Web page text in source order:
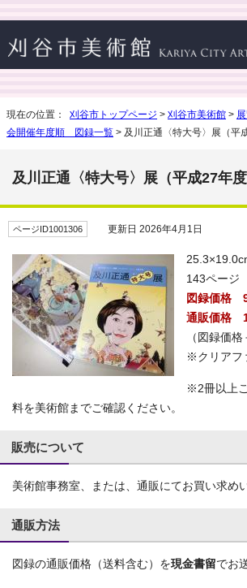
現在の位置： 刈谷市トップページ > 刈谷市美術館 >
会開催年度順 図録一覧 > 及川正通〈特大号〉展（平
及川正通〈特大号〉展（平成27年度
ページID1001306 更新日 2026年4月1日
143ページ
図録価格
通販価格
（図録価格
※クリアフ
※2冊以上
料を美術館までご確認ください。
販売について
美術館事務室、または、通販にてお買い求め
通販方法
図録の通販価格（送料含む）を現金書留でお